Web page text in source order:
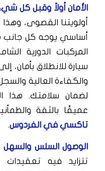
الأمان أولاً وقبل كل
أولويتنا القصوى،
أساسي يوجه كل جانب
المركبات الدورية
سيارة للانطلاق بأمان،
والكفاءة العالية
لضمان سلامتك. هذا
عميقًا بالثقة
تاكسي في الفردوس.
الوصول السلس
تتزايد فيه تعقيدات